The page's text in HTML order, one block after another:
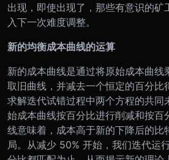
出现，即使出现了，那些有意识的矿
入下一次难度调整。
新的均衡成本曲线的运算
新的成本曲线是通过将原始成本曲线
取旧曲线，并减去一个恒定的百分比
求解迭代试错过程中两个方程的共同
始成本曲线按百分比进行削减和按百
线意味着，成本高于新的下降后的比
局。从减少 50% 开始，我们迭代运